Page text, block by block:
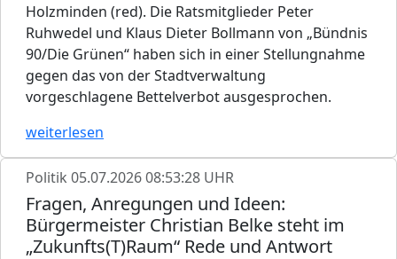
Holzminden (red). Die Ratsmitglieder Peter
Ruhwedel und Klaus Dieter Bollmann von „Bündnis
90/Die Grünen“ haben sich in einer Stellungnahme
gegen das von der Stadtverwaltung
vorgeschlagene Bettelverbot ausgesprochen.
weiterlesen
Politik 05.07.2026 08:53:28 UHR
Fragen, Anregungen und Ideen:
Bürgermeister Christian Belke steht im
„Zukunfts(T)Raum“ Rede und Antwort